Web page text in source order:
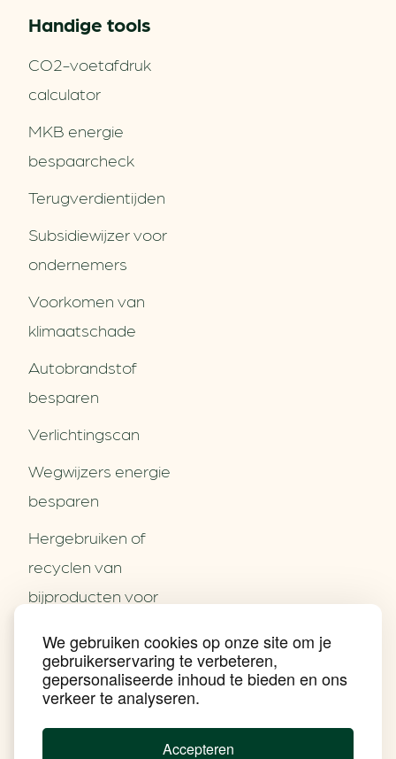
We gebruiken cookies op onze site om je
gebruikerservaring te verbeteren,
gepersonaliseerde inhoud te bieden en ons
verkeer te analyseren.
Accepteren
Partners
Contact
Nieuws
Praktijkverhalen
Events
Nieuwsbrief
Achtergrond klimaatverandering
Handige tools
CO2-voetafdruk
calculator
MKB energie
bespaarcheck
Terugverdien­tijden
Subsidiewijzer voor
ondernemers
Voorkomen van
klimaatschade
Autobrandstof
besparen
Verlichtingscan
Wegwijzers energie
besparen
Hergebruiken of
recyclen van
bijproducten voor
Energie besparen op
uw PC